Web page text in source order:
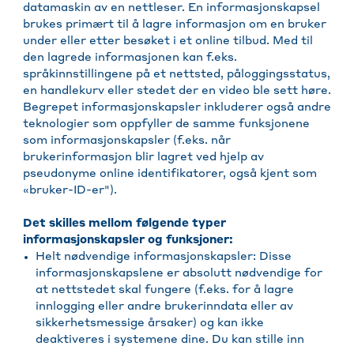
datamaskin av en nettleser. En informasjonskapsel
brukes primært til å lagre informasjon om en bruker
under eller etter besøket i et online tilbud. Med til
den lagrede informasjonen kan f.eks.
språkinnstillingene på et nettsted, påloggingsstatus,
en handlekurv eller stedet der en video ble sett høre.
Begrepet informasjonskapsler inkluderer også andre
teknologier som oppfyller de samme funksjonene
som informasjonskapsler (f.eks. når
brukerinformasjon blir lagret ved hjelp av
pseudonyme online identifikatorer, også kjent som
«bruker-ID-er").
Det skilles mellom følgende typer
informasjonskapsler og funksjoner:
Helt nødvendige informasjonskapsler: Disse
informasjonskapslene er absolutt nødvendige for
at nettstedet skal fungere (f.eks. for å lagre
innlogging eller andre brukerinndata eller av
sikkerhetsmessige årsaker) og kan ikke
deaktiveres i systemene dine. Du kan stille inn